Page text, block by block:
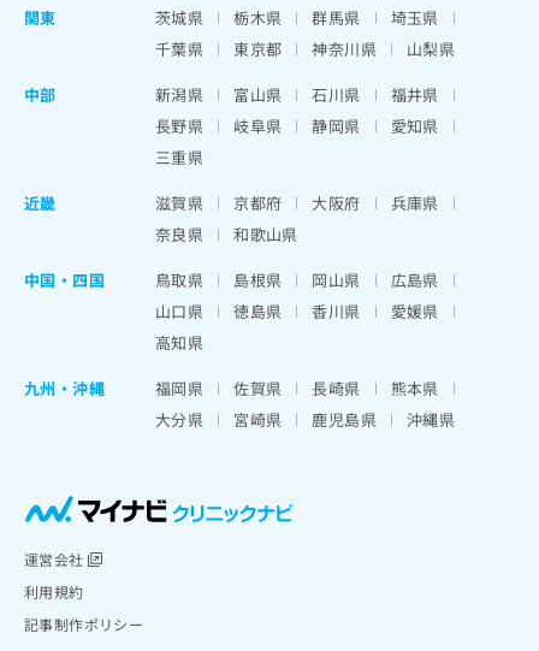
関東
茨城県 栃木県 群馬県
埼玉県
千葉県
東京都 神奈川県
山梨県
中部
新潟県 富山県 石川県
福井県
長野県
岐阜県 静岡県
愛知県
三重県
近畿
滋賀県 京都府 大阪府
兵庫県
奈良県
和歌山県
中国・四国
鳥取県 島根県 岡山県
広島県
山口県
徳島県 香川県
愛媛県
高知県
九州・沖縄
福岡県 佐賀県 長崎県
熊本県
大分県
宮崎県 鹿児島県 沖縄県
運営会社
利用規約
記事制作ポリシー